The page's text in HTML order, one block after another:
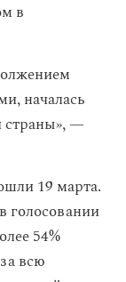
в
началась
страны», —
19 марта.
голосовании
54%
всю